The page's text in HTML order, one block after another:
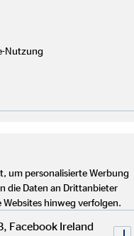
Nutzung
um personalisierte Werbung
die Daten an Drittanbieter
hinweg verfolgen.
Facebook Ireland